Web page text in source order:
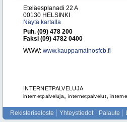
Eteläesplanadi 22 A
00130 HELSINKI
Näytä kartalla
Puh. (09) 478 200
Faksi (09) 4782 0400
WWW: www.kauppamainosfcb.fi
INTERNETPALVELUJA
internetpalveluja ,internetpalvelut,
Rekisteriseloste Yhteystiedot Palaute